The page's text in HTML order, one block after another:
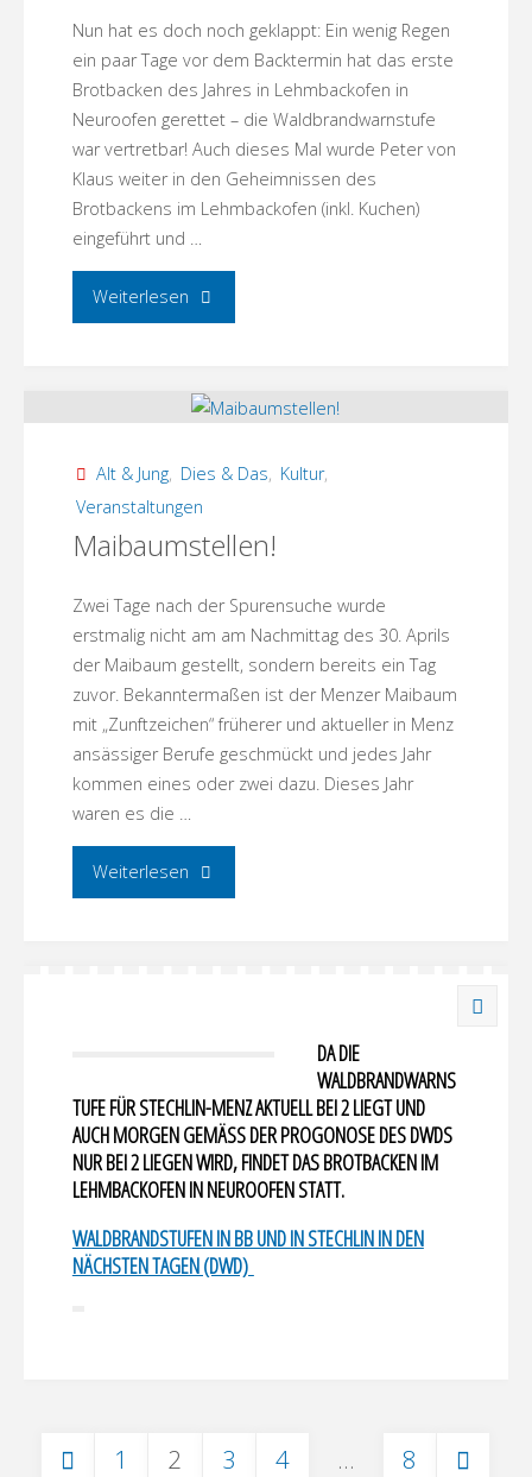
von
Dr.
W.
Henkel"
Nun hat es doch noch geklappt: Ein wenig Regen
ein paar Tage vor dem Backtermin hat das erste
Brotbacken des Jahres in Lehmbackofen in
Neuroofen gerettet – die Waldbrandwarnstufe
war vertretbar! Auch dieses Mal wurde Peter von
Klaus weiter in den Geheimnissen des
Brotbackens im Lehmbackofen (inkl. Kuchen)
eingeführt und …
Weiterlesen "Brotbacken
Neuroofen!"
Alt & Jung, Dies & Das, Kultur,
Veranstaltungen
Maibaumstellen!
Zwei Tage nach der Spurensuche wurde
erstmalig nicht am am Nachmittag des 30. Aprils
der Maibaum gestellt, sondern bereits ein Tag
zuvor. Bekanntermaßen ist der Menzer Maibaum
mit „Zunftzeichen“ früherer und aktueller in Menz
ansässiger Berufe geschmückt und jedes Jahr
kommen eines oder zwei dazu. Dieses Jahr
waren es die …
Weiterlesen "Maibaumstellen!"
DA DIE
WALDBRANDWARNS
TUFE FÜR STECHLIN-MENZ AKTUELL BEI 2 LIEGT UND
AUCH MORGEN GEMÄSS DER PROGONOSE DES DWDS N
UR BEI 2 LIEGEN WIRD, FINDET DAS BROTBACKEN IM L
EHMBACKOFEN IN NEUROOFEN STATT.
WALDBRANDSTUFEN IN BB UND IN STECHLIN IN DEN
NÄCHSTEN TAGEN (DWD)
1 2 3 4 … 8